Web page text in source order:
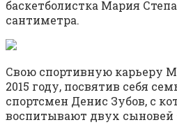
баскетболистка Мария
сантиметра.
Свою спортивную карьеру
2015 году, посвятив себя
спортсмен Денис Зубов, с
воспитывают двух сыновей